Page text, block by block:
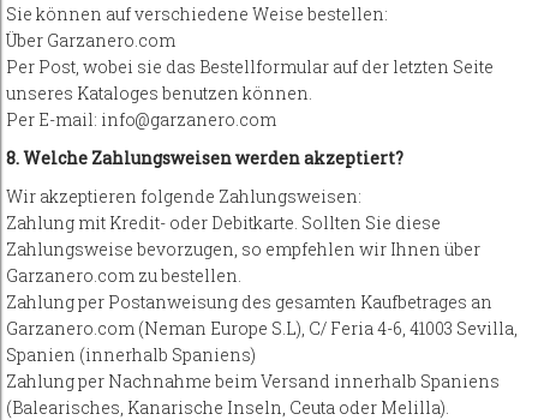
Sie können auf verschiedene Weise bestellen:
Über Garzanero.com
Per Post, wobei sie das Bestellformular auf der letzten Seite
unseres Kataloges benutzen können.
Per E-mail: info@garzanero.com
8. Welche Zahlungsweisen werden akzeptiert?
Wir akzeptieren folgende Zahlungsweisen:
Zahlung mit Kredit- oder Debitkarte. Sollten Sie diese
Zahlungsweise bevorzugen, so empfehlen wir Ihnen über
Garzanero.com zu bestellen.
Zahlung per Postanweisung des gesamten Kaufbetrages an
Garzanero.com (Neman Europe S.L), C/ Feria 4-6, 41003 Sevilla,
Spanien (innerhalb Spaniens)
Zahlung per Nachnahme beim Versand innerhalb Spaniens
(Balearisches, Kanarische Inseln, Ceuta oder Melilla).